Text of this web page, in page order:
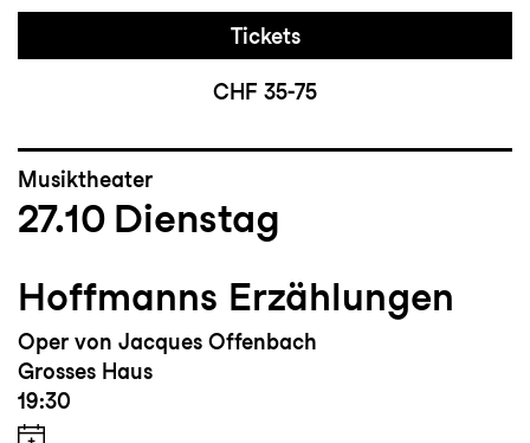
Tickets
CHF 35-75
Musiktheater
27.10 Dienstag
Hoffmanns Erzählungen
Oper von Jacques Offenbach
Grosses Haus
19:30